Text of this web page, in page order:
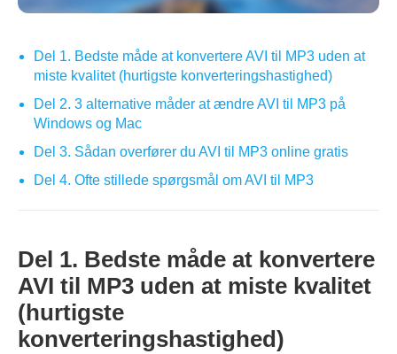
Del 1. Bedste måde at konvertere AVI til MP3 uden at
miste kvalitet (hurtigste konverteringshastighed)
Del 2. 3 alternative måder at ændre AVI til MP3 på
Windows og Mac
Del 3. Sådan overfører du AVI til MP3 online gratis
Del 4. Ofte stillede spørgsmål om AVI til MP3
Del 1. Bedste måde at konvertere
AVI til MP3 uden at miste kvalitet
(hurtigste
konverteringshastighed)